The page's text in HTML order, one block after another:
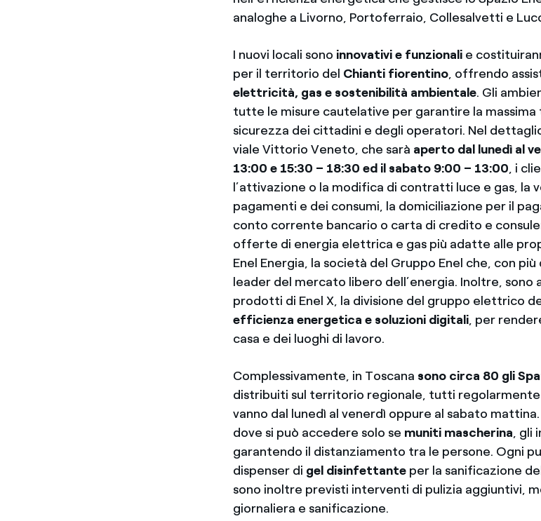
analoghe a Livorno, Portoferraio, Collesalvetti e
I nuovi locali sono innovativi e funzionali e
per il territorio del Chianti fiorentino, offrendo
elettricità, gas e sostenibilità ambientale. Gli
tutte le misure cautelative per garantire la massima
sicurezza dei cittadini e degli operatori. Nel
viale Vittorio Veneto, che sarà aperto dal lunedì al
13:00 e 15:30 – 18:30 ed il sabato 9:00 – 13:00, i
l’attivazione o la modifica di contratti luce e gas, la
pagamenti e dei consumi, la domiciliazione per il
conto corrente bancario o carta di credito e
offerte di energia elettrica e gas più adatte alle
Enel Energia, la società del Gruppo Enel che, con
leader del mercato libero dell’energia. Inoltre, sono
prodotti di Enel X, la divisione del gruppo elettrico
efficienza energetica e soluzioni digitali, per
casa e dei luoghi di lavoro.
Complessivamente, in Toscana sono circa 80 gli
distribuiti sul territorio regionale, tutti
vanno dal lunedì al venerdì oppure al sabato
dove si può accedere solo se muniti mascherina, gli
garantendo il distanziamento tra le persone. Ogni
dispenser di gel disinfettante per la sanificazione
sono inoltre previsti interventi di pulizia aggiuntivi,
giornaliera e sanificazione.